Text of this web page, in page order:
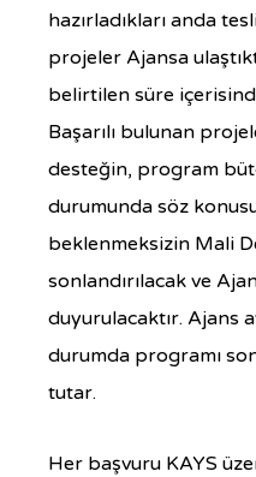
hazırladıkları anda
projeler Ajansa
belirtilen süre
Başarılı bulunan
desteğin, program
durumunda söz
beklenmeksizin Mali
sonlandırılacak ve
duyurulacaktır. Ajans
durumda programı
tutar.
Her başvuru KAYS